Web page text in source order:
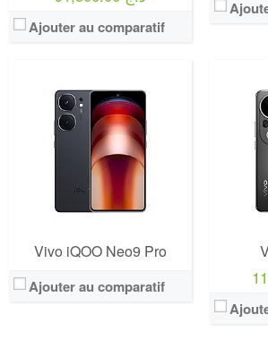
Ajouter au comparatif
Vivo iQOO Neo9 Pro
Ajouter au comparatif